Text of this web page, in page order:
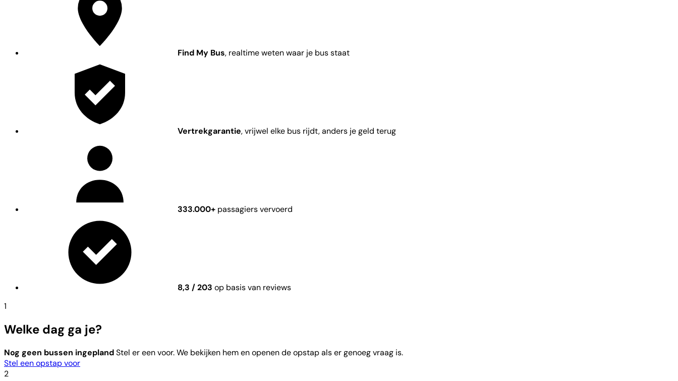
Find My Bus, realtime weten waar je bus staat
Vertrekgarantie, vrijwel elke bus rijdt, anders je geld terug
333.000+ passagiers vervoerd
8,3 / 203 op basis van reviews
1
Welke dag ga je?
Nog geen bussen ingeplandStel er een voor. We bekijken hem en openen de opstap als er genoeg vraag is.
Stel een opstap voor
2